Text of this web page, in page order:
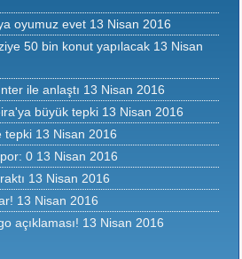
oyumuz evet 13 Nisan 2016
50 bin konut yapılacak 13 Nisan
ile anlaştı 13 Nisan 2016
büyük tepki 13 Nisan 2016
tepki 13 Nisan 2016
0 13 Nisan 2016
13 Nisan 2016
13 Nisan 2016
açıklaması! 13 Nisan 2016